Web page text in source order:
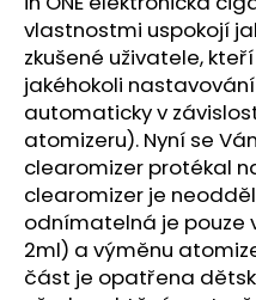
vlastnostmi uspokojí
zkušené uživatele,
jakéhokoli
automaticky v
atomizeru). Nyní se
clearomizer protékal
clearomizer je
odnímatelná je pouze
2ml) a výměnu
část je opatřena
D
o
p
o
r
u
č
u
j